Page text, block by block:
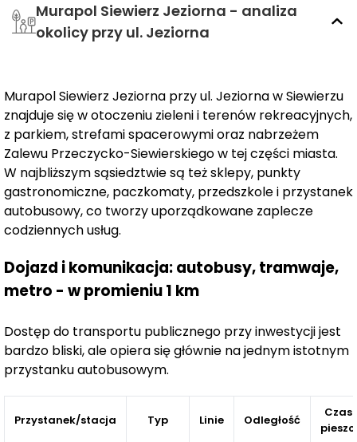
wysokiej efektywności energetycznej, a ciepło dla
mieszkańców dostarcza lokalna, centralna ciepłownia.
z bliskości urokliwego jeziora oraz lokalnych atrakcji. W
granicach inwestycji znajduje się wiele punktów
usługowo-handlowych i dogodnych rozwiązań
komunikacyjnych, które sprzyjają codziennemu
funkcjonowaniu. Dodatkowo, do centrum Górnego
Śląska jestzaledwie 20 minut drogi.
Dostępne mieszkania są zaprojektowane tak, aby
dużych rodzin. Oferta zawiera lokale o różnej wielkości,
od 1- do 4-pokojowych
Projekt stanowi także atrakcyjną propozycję dla osób
szukających możliwości inwestycji kapitału w
nieruchomości.
Murapol Siewierz Jeziorna łączy nowoczesność i
komfort, stanowiąc oazę spokoju z dala od
Murapol Siewierz Jeziorna - analiza
okolicy przy ul. Jeziorna
Murapol Siewierz Jeziorna przy ul. Jeziorna w Siewierzu
znajduje się w otoczeniu zieleni i terenów rekreacyjnych,
z parkiem, strefami spacerowymi oraz nabrzeżem
Zalewu Przeczycko-Siewierskiego w tej części miasta.
W najbliższym sąsiedztwie są też sklepy, punkty
gastronomiczne, paczkomaty, przedszkole i przystanek
autobusowy, co tworzy uporządkowane zaplecze
codziennych usług.
Dojazd i komunikacja: autobusy, tramwaje,
metro - w promieniu 1 km
Dostęp do transportu publicznego przy inwestycji jest
bardzo bliski, ale opiera się głównie na jednym istotnym
przystanku autobusowym.
Przystanek/stacja Typ Linie Odległość
Czas
pieszo